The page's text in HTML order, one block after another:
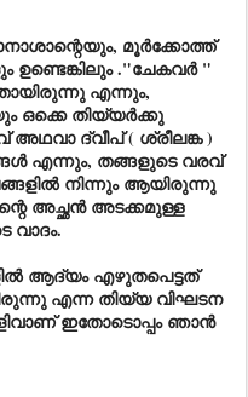
മൂർക്കോത്ത്
ഉണ്ടെങ്കിലും ."ചേകവർ "
എന്നും,
ഒക്കെ തിയ്യർക്കു
ദ്വീപ് ( ശ്രീലങ്ക )
എന്നും, തങ്ങളുടെ വരവ്
നിന്നും ആയിരുന്നു
അച്ഛൻ അടക്കമുള്ള
ആദ്യം എഴുതപെട്ടത്
എന്ന തിയ്യ വിഘടന
ഇതോടൊപ്പം ഞാൻ